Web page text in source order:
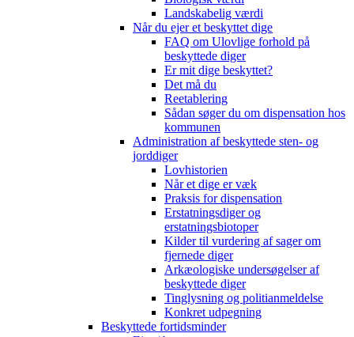
Landskabelig værdi
Når du ejer et beskyttet dige
FAQ om Ulovlige forhold på
beskyttede diger
Er mit dige beskyttet?
Det må du
Reetablering
Sådan søger du om dispensation hos
kommunen
Administration af beskyttede sten- og
jorddiger
Lovhistorien
Når et dige er væk
Praksis for dispensation
Erstatningsdiger og
erstatningsbiotoper
Kilder til vurdering af sager om
fjernede diger
Arkæologiske undersøgelser af
beskyttede diger
Tinglysning og politianmeldelse
Konkret udpegning
Beskyttede fortidsminder